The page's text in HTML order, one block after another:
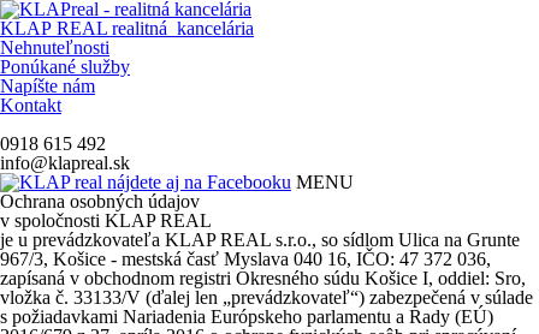
KLAP REAL realitná kancelária
Nehnuteľnosti
Ponúkané služby
Napíšte nám
Kontakt
0918 615 492
info@klapreal.sk
MENU
Ochrana osobných údajov
v spoločnosti KLAP REAL
je u prevádzkovateľa KLAP REAL s.r.o., so sídlom Ulica na Grunte
967/3, Košice - mestská časť Myslava 040 16, IČO: 47 372 036,
zapísaná v obchodnom registri Okresného súdu Košice I, oddiel: Sro,
vložka č. 33133/V (ďalej len „prevádzkovateľ“) zabezpečená v súlade
s požiadavkami Nariadenia Európskeho parlamentu a Rady (EÚ)